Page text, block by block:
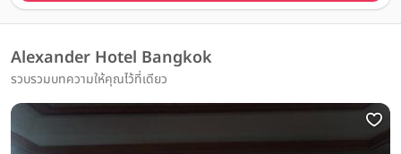
Alexander Hotel Bangkok
รวบรวมบทความให้คุณไว้ที่เดียว